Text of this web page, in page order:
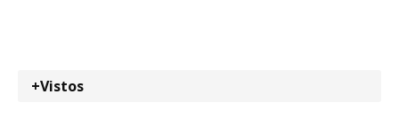
+Vistos